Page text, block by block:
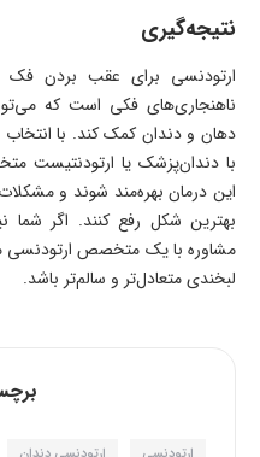
نتیجه‌گیری
ارتودنسی برای عقب بردن فک
ناهنجاری‌های فکی است که
دهان و دندان کمک کند. با
با دندان‌پزشک یا ارتودنتیست
این درمان بهره‌مند شوند و
بهترین شکل رفع کنند. اگر
مشاوره با یک متخصص ارتودنسی
لبخندی متعادل‌تر و سالم‌تر باشد.